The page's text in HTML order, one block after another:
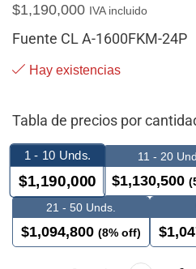
$1,190,000 IVA incluido
Fuente CL A-1600FKM-24P
Hay existencias
Tabla de precios por
1 - 10 Unds.
$1,190,000
11 - 20
$1,130,500
21 - 50 Unds.
$1,094,800 (8% off) $